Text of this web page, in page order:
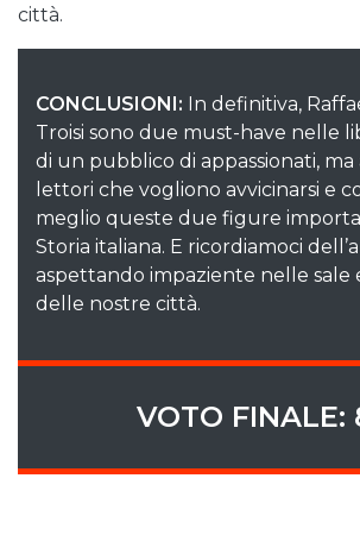
città.
CONCLUSIONI: In definitiva,
Troisi sono due must-have nelle
di un pubblico di appassionati, ma
lettori che vogliono avvicinarsi e
meglio queste due figure
Storia italiana. E ricordiamoci
aspettando impaziente nelle sale
delle nostre città.
VOTO FINALE: